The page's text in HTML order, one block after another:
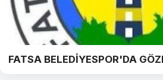
FATSA BELEDİYESPOR'DA